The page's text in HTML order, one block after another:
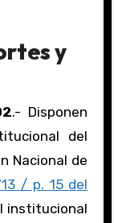
y
.- Disponen
del
Nacional de
/ p. 15 del
institucional